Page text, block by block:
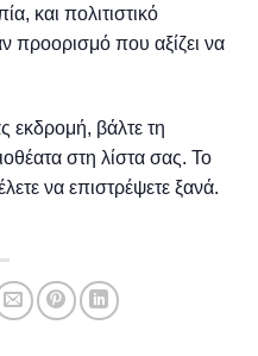
και πολιτιστικό
προορισμό που αξίζει να
εκδρομή, βάλτε τη
στη λίστα σας. Το
να επιστρέψετε ξανά.